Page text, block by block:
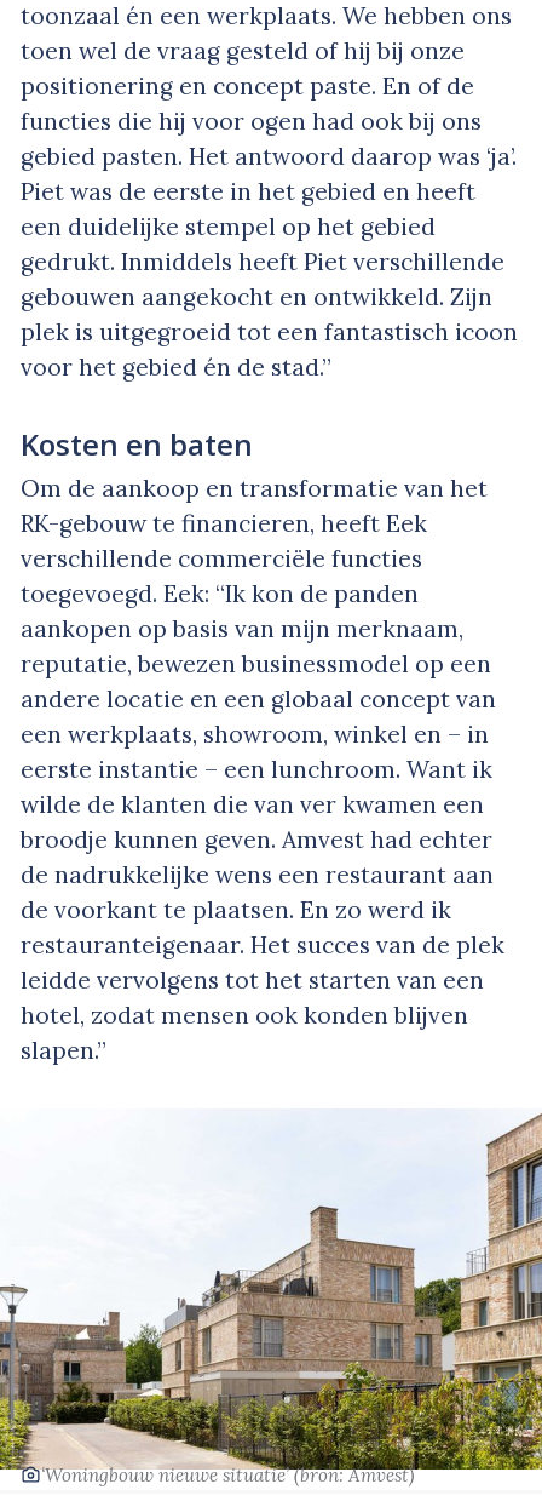
toonzaal én een werkplaats. We hebben ons
toen wel de vraag gesteld of hij bij onze
positionering en concept paste. En of de
functies die hij voor ogen had ook bij ons
gebied pasten. Het antwoord daarop was ‘ja’.
Piet was de eerste in het gebied en heeft
een duidelijke stempel op het gebied
gedrukt. Inmiddels heeft Piet verschillende
gebouwen aangekocht en ontwikkeld. Zijn
plek is uitgegroeid tot een fantastisch icoon
voor het gebied én de stad.”
Kosten en baten
Om de aankoop en transformatie van het
RK-gebouw te financieren, heeft Eek
verschillende commerciële functies
toegevoegd. Eek: “Ik kon de panden
aankopen op basis van mijn merknaam,
reputatie, bewezen businessmodel op een
andere locatie en een globaal concept van
een werkplaats, showroom, winkel en – in
eerste instantie – een lunchroom. Want ik
wilde de klanten die van ver kwamen een
broodje kunnen geven. Amvest had echter
de nadrukkelijke wens een restaurant aan
de voorkant te plaatsen. En zo werd ik
restauranteigenaar. Het succes van de plek
leidde vervolgens tot het starten van een
hotel, zodat mensen ook konden blijven
slapen.”
‘Woningbouw nieuwe situatie’(bron: Amvest)